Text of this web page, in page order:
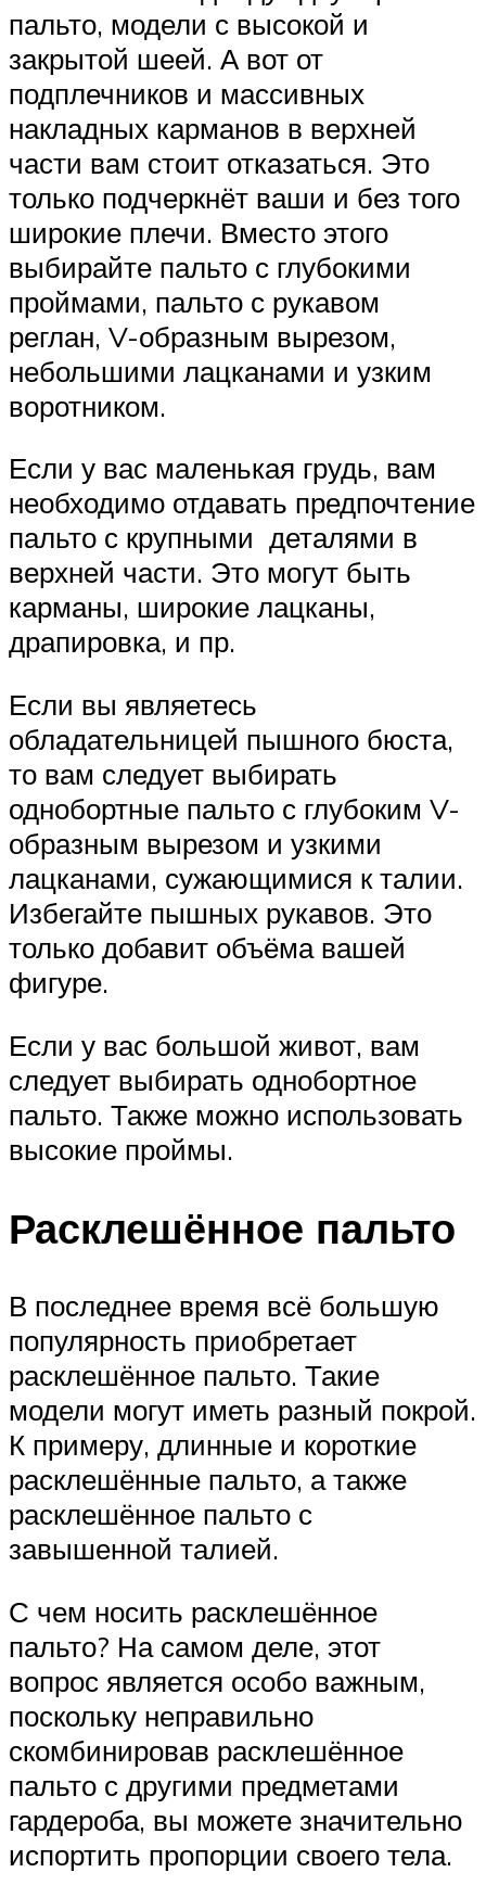
пальто, модели с высокой и
закрытой шеей. А вот от
подплечников и массивных
накладных карманов в верхней
части вам стоит отказаться. Это
только подчеркнёт ваши и без того
широкие плечи. Вместо этого
выбирайте пальто с глубокими
проймами, пальто с рукавом
реглан, V-образным вырезом,
небольшими лацканами и узким
воротником.
Если у вас маленькая грудь, вам
необходимо отдавать предпочтение
пальто с крупными деталями в
верхней части. Это могут быть
карманы, широкие лацканы,
драпировка, и пр.
Если вы являетесь
обладательницей пышного бюста,
то вам следует выбирать
однобортные пальто с глубоким V-
образным вырезом и узкими
лацканами, сужающимися к талии.
Избегайте пышных рукавов. Это
только добавит объёма вашей
фигуре.
Если у вас большой живот, вам
следует выбирать однобортное
пальто. Также можно использовать
высокие проймы.
Расклешённое пальто
В последнее время всё большую
популярность приобретает
расклешённое пальто. Такие
модели могут иметь разный покрой.
К примеру, длинные и короткие
расклешённые пальто, а также
расклешённое пальто с
завышенной талией.
С чем носить расклешённое
пальто? На самом деле, этот
вопрос является особо важным,
поскольку неправильно
скомбинировав расклешённое
пальто с другими предметами
гардероба, вы можете значительно
испортить пропорции своего тела.